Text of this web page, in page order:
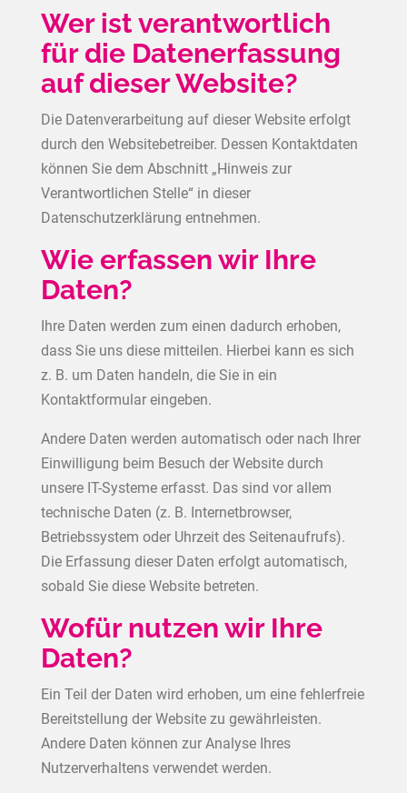
Wer ist verantwortlich
für die Datenerfassung
auf dieser Website?
Die Datenverarbeitung auf dieser Website erfolgt
durch den Websitebetreiber. Dessen Kontaktdaten
können Sie dem Abschnitt „Hinweis zur
Verantwortlichen Stelle“ in dieser
Datenschutzerklärung entnehmen.
Wie erfassen wir Ihre
Daten?
Ihre Daten werden zum einen dadurch erhoben,
dass Sie uns diese mitteilen. Hierbei kann es sich
z. B. um Daten handeln, die Sie in ein
Kontaktformular eingeben.
Andere Daten werden automatisch oder nach Ihrer
Einwilligung beim Besuch der Website durch
unsere IT-Systeme erfasst. Das sind vor allem
technische Daten (z. B. Internetbrowser,
Betriebssystem oder Uhrzeit des Seitenaufrufs).
Die Erfassung dieser Daten erfolgt automatisch,
sobald Sie diese Website betreten.
Wofür nutzen wir Ihre
Daten?
Ein Teil der Daten wird erhoben, um eine fehlerfreie
Bereitstellung der Website zu gewährleisten.
Andere Daten können zur Analyse Ihres
Nutzerverhaltens verwendet werden.